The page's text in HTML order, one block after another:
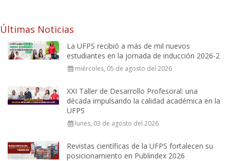
Últimas Noticias
La UFPS recibió a más de mil nuevos
estudiantes en la jornada de inducción 2026-2
miércoles, 05 de agosto del 2026
XXI Taller de Desarrollo Profesoral: una
década impulsando la calidad académica en la
UFPS
lunes, 03 de agosto del 2026
Revistas científicas de la UFPS fortalecen su
posicionamiento en Publindex 2026